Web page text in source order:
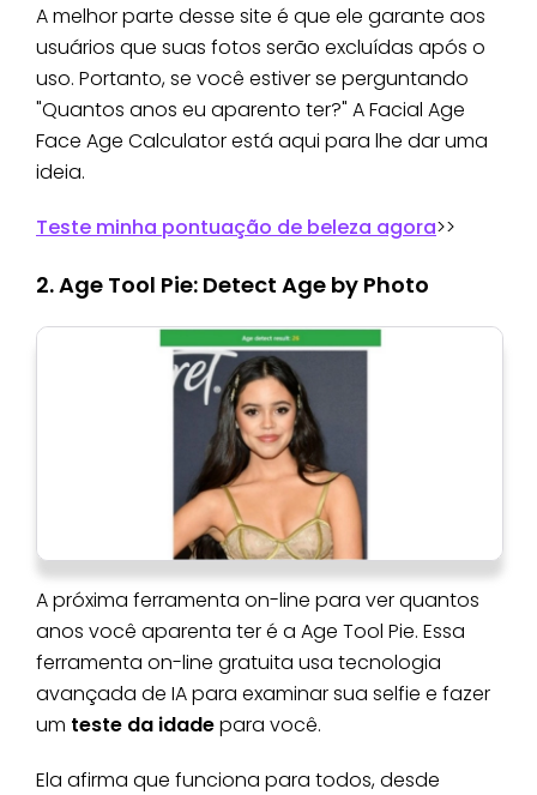
A melhor parte desse site é que ele garante aos
usuários que suas fotos serão excluídas após o
uso. Portanto, se você estiver se perguntando
"Quantos anos eu aparento ter?" A Facial Age
Face Age Calculator está aqui para lhe dar uma
ideia.
Teste minha pontuação de beleza agora>>
2. Age Tool Pie: Detect Age by Photo
A próxima ferramenta on-line para ver quantos
anos você aparenta ter é a Age Tool Pie. Essa
ferramenta on-line gratuita usa tecnologia
avançada de IA para examinar sua selfie e fazer
um teste da idadepara você.
Ela afirma que funciona para todos, desde